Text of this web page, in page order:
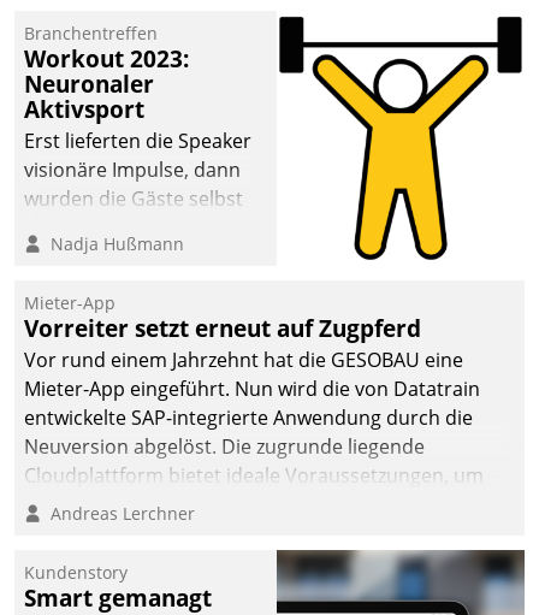
Branchentreffen
Workout 2023:
Neuronaler
Aktivsport
Erst lieferten die Speaker
visionäre Impulse, dann
wurden die Gäste selbst
methodisch
Quartier. Dazwischen
zeigte Datatrain, was es
Neues zu bieten hat.
Nadja Hußmann
Mieter-App
Vorreiter setzt erneut auf Zugpferd
Vor rund einem Jahrzehnt hat die GESOBAU eine
Mieter-App eingeführt. Nun wird die von Datatrain
entwickelte SAP-integrierte Anwendung durch die
Neuversion abgelöst. Die zugrunde liegende
Cloudplattform bietet ideale Voraussetzungen, um
die Funktionalität der App zu erweitern und weitere
integrieren.
Andreas Lerchner
Kundenstory
Smart gemanagt